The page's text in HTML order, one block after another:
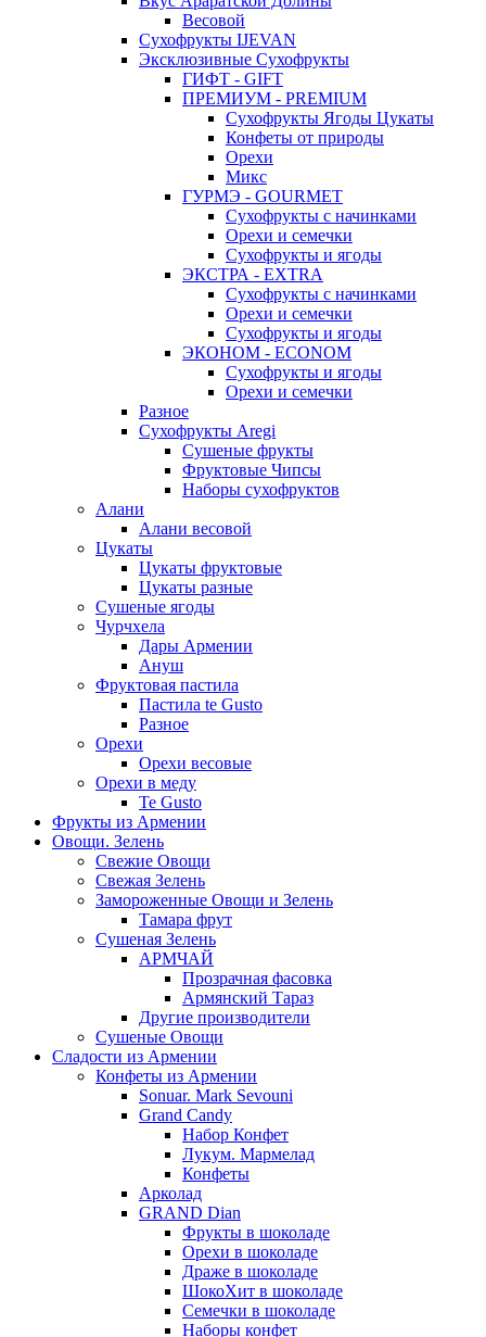
Весовой
Сухофрукты IJEVAN
Эксклюзивные Сухофрукты
ГИФТ - GIFT
ПРЕМИУМ - PREMIUM
Сухофрукты Ягоды Цукаты
Конфеты от природы
Орехи
Микс
ГУРМЭ - GOURMET
Сухофрукты с начинками
Орехи и семечки
Сухофрукты и ягоды
ЭКСТРА - EXTRA
Сухофрукты с начинками
Орехи и семечки
Сухофрукты и ягоды
ЭКОНОМ - ECONOM
Сухофрукты и ягоды
Орехи и семечки
Разное
Сухофрукты Aregi
Сушеные фрукты
Фруктовые Чипсы
Наборы сухофруктов
Алани
Алани весовой
Цукаты
Цукаты фруктовые
Цукаты разные
Сушеные ягоды
Чурчхела
Дары Армении
Ануш
Фруктовая пастила
Пастила te Gusto
Разное
Орехи
Орехи весовые
Орехи в меду
Te Gusto
Фрукты из Армении
Овощи. Зелень
Свежие Овощи
Свежая Зелень
Замороженные Овощи и Зелень
Тамара фрут
Сушеная Зелень
АРМЧАЙ
Прозрачная фасовка
Армянский Тараз
Другие производители
Сушеные Овощи
Сладости из Армении
Конфеты из Армении
Sonuar. Mark Sevouni
Grand Candy
Набор Конфет
Лукум. Мармелад
Конфеты
Арколад
GRAND Dian
Фрукты в шоколаде
Орехи в шоколаде
Драже в шоколаде
ШокоХит в шоколаде
Семечки в шоколаде
Наборы конфет